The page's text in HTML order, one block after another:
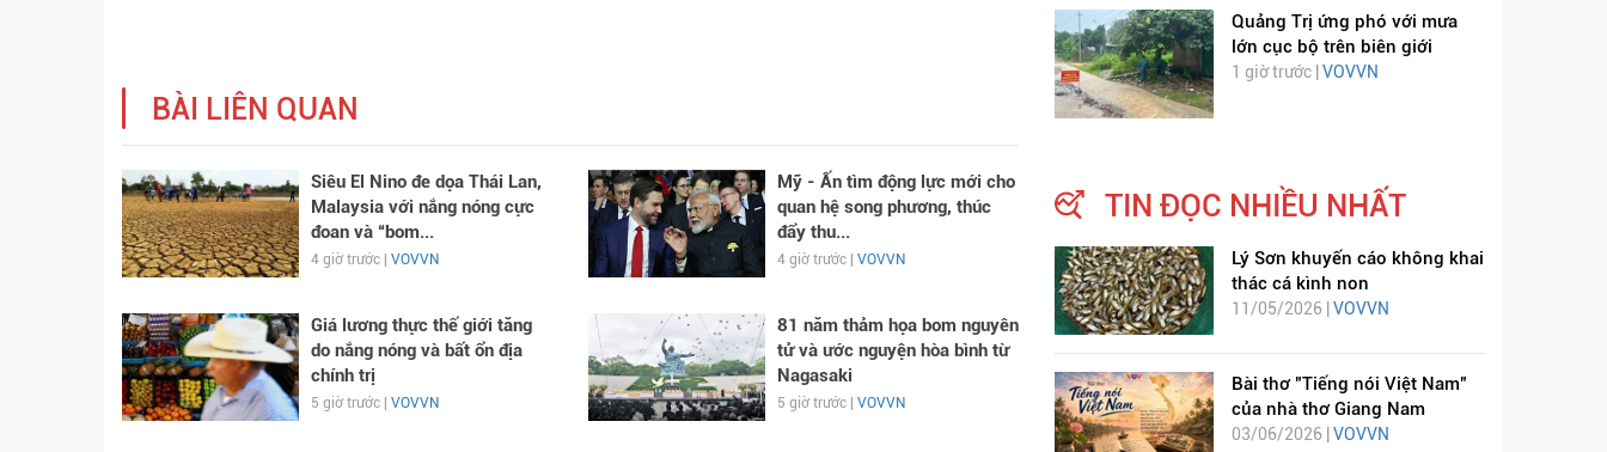
BÀI LIÊN QUAN
Siêu El Nino đe dọa Thái Lan,
Malaysia với nắng nóng cực
đoan và “bom...
4 giờ trước | VOVVN
Mỹ - Ấn tìm động lực mới cho
quan hệ song phương, thúc
đẩy thu...
4 giờ trước | VOVVN
Giá lương thực thế giới tăng
do nắng nóng và bất ổn địa
chính trị
5 giờ trước | VOVVN
81 năm thảm họa bom nguyên
tử và ước nguyện hòa bình từ
Nagasaki
5 giờ trước | VOVVN
Quảng Trị ứng phó với mưa
lớn cục bộ trên biên giới
1 giờ trước | VOVVN
TIN ĐỌC NHIỀU NHẤT
Lý Sơn khuyến cáo không khai
thác cá kình non
11/05/2026 |VOVVN
Bài thơ "Tiếng nói Việt Nam"
của nhà thơ Giang Nam
03/06/2026 | VOVVN